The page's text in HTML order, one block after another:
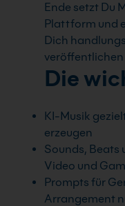
Ende setzt Du
Plattform und
Dich
veröffentlichen
Die
KI-Musik
erzeugen
Sounds, Beats
Video und
Prompts für
Arrangement